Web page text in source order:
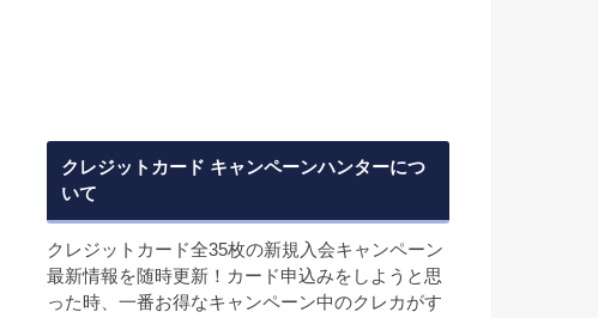
クレジットカード キャンペーンハンターにつ
いて
クレジットカード全35枚の新規入会キャンペーン
最新情報を随時更新！カード申込みをしようと思
った時、一番お得なキャンペーン中のクレカがす